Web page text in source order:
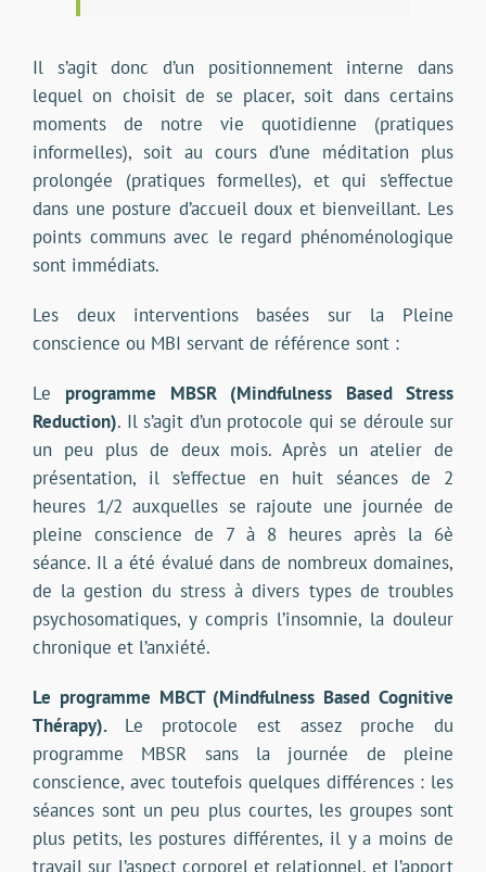
Il s’agit donc d’un positionnement interne dans
lequel on choisit de se placer, soit dans certains
moments de notre vie quotidienne (pratiques
informelles), soit au cours d’une méditation plus
prolongée (pratiques formelles), et qui s’effectue
dans une posture d’accueil doux et bienveillant. Les
points communs avec le regard phénoménologique
sont immédiats.
Les deux interventions basées sur la Pleine
conscience ou MBI servant de référence sont :
Le programme MBSR (Mindfulness Based Stress
Reduction). Il s’agit d’un protocole qui se déroule sur
un peu plus de deux mois. Après un atelier de
présentation, il s’effectue en huit séances de 2
heures 1/2 auxquelles se rajoute une journée de
pleine conscience de 7 à 8 heures après la 6è
séance. Il a été évalué dans de nombreux domaines,
de la gestion du stress à divers types de troubles
psychosomatiques, y compris l’insomnie, la douleur
chronique et l’anxiété.
Le programme MBCT (Mindfulness Based Cognitive
Thérapy). Le protocole est assez proche du
programme MBSR sans la journée de pleine
conscience, avec toutefois quelques différences : les
séances sont un peu plus courtes, les groupes sont
plus petits, les postures différentes, il y a moins de
travail sur l’aspect corporel et relationnel, et l’apport